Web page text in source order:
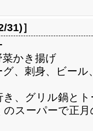
31)］
菜かき揚げ
、刺身、ビール
、グリル鍋と
のスーパーで正